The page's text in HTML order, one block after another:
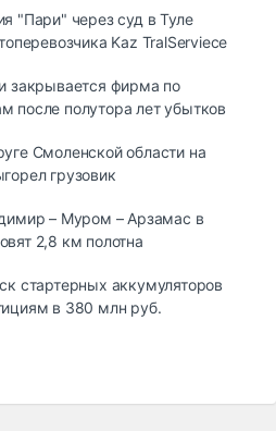
"Пари" через суд в Туле
Kaz TralServiece
закрывается фирма по
после полутора лет убытков
Смоленской области на
грузовик
– Муром – Арзамас в
2,8 км полотна
стартерных аккумуляторов
в 380 млн руб.